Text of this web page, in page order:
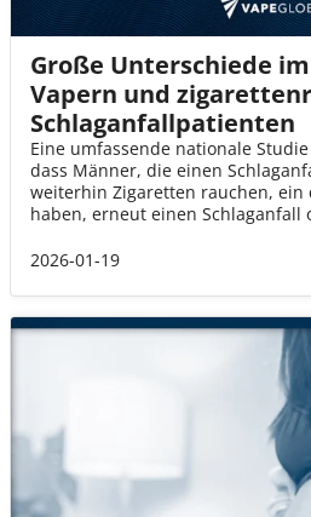
Große Unterschiede
Vapern und
Schlaganfallpatienten
Eine umfassende nationale
dass Männer, die einen
weiterhin Zigaretten rauchen, ein
haben, erneut einen Schlaganfall
American Heart Association, ist
herkömmlichen Zigaretten,
wiederkehrenden
2026-01-19